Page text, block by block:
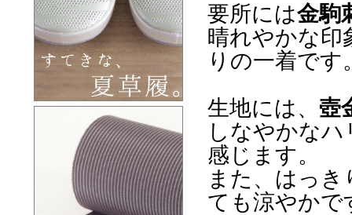
要所には金駒
晴れやかな印
りの一着です
生地には、 壺
しなやかな
感じます。
また、はっ
ても涼やかで